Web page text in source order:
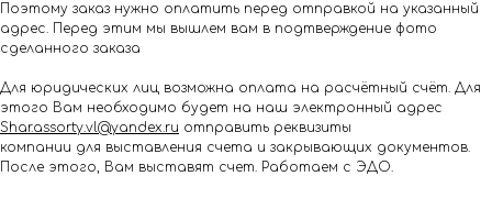
Поэтому заказ нужно оплатить перед отправкой на указанный
адрес. Перед этим мы вышлем вам в подтверждение фото
сделанного заказа
Для юридических лиц возможна оплата на расчётный счёт. Для
этого Вам необходимо будет на наш электронный адрес
Shar.assorty.vl@yandex.ru отправить реквизиты
компании для выставления счета и закрывающих документов.
После этого, Вам выставят счет. Работаем с ЭДО.